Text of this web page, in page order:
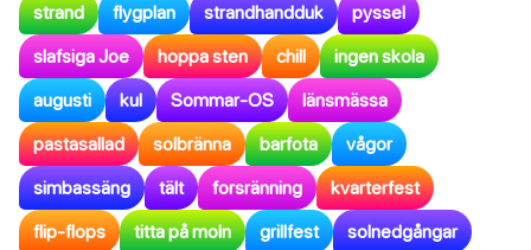
strand flygplan strandhandduk pyssel
slafsiga Joe hoppa sten chill ingen skola
augusti kul Sommar-OS länsmässa
pastasallad solbränna barfota vågor
simbassäng tält forsränning kvarterfest
flip-flops titta på moln grillfest solnedgångar